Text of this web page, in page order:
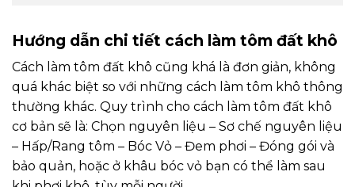
Hướng dẫn chi tiết cách làm tôm đất khô
Cách làm tôm đất khô cũng khá là đơn giản, không
quá khác biệt so với những cách làm tôm khô thông
thường khác. Quy trình cho cách làm tôm đất khô
cơ bản sẽ là: Chọn nguyên liệu – Sơ chế nguyên liệu
– Hấp/Rang tôm – Bóc Vỏ – Đem phơi – Đóng gói và
bảo quản, hoặc ở khâu bóc vỏ bạn có thể làm sau